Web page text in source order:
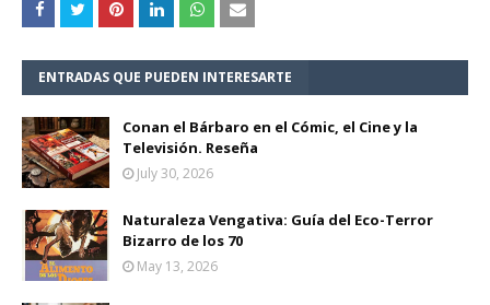
ENTRADAS QUE PUEDEN INTERESARTE
Conan el Bárbaro en el Cómic, el Cine y la
Televisión. Reseña
July 30, 2026
Naturaleza Vengativa: Guía del Eco-Terror
Bizarro de los 70
May 13, 2026